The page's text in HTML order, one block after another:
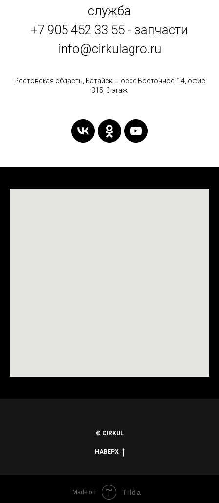
служба
+7 905 452 33 55 - запчасти
info@cirkulagro.ru
Ростовская область, Батайск, шоссе Восточное, 14, офис
315, 3 этаж
© CIRKUL
НАВЕРХ
Made on Tilda